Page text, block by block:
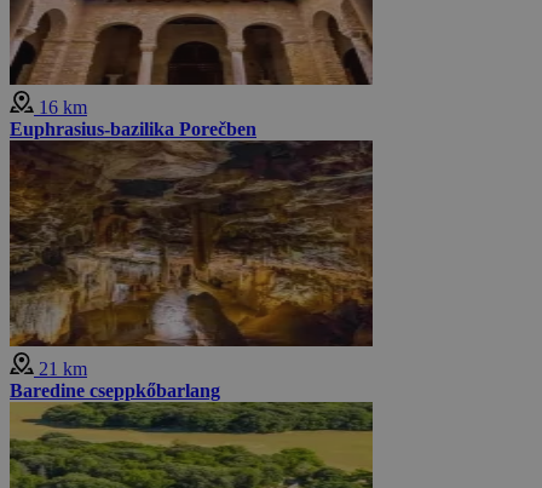
16 km
Euphrasius-bazilika Porečben
21 km
Baredine cseppkőbarlang